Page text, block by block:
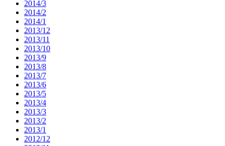
2014/3
2014/2
2014/1
2013/12
2013/11
2013/10
2013/9
2013/8
2013/7
2013/6
2013/5
2013/4
2013/3
2013/2
2013/1
2012/12